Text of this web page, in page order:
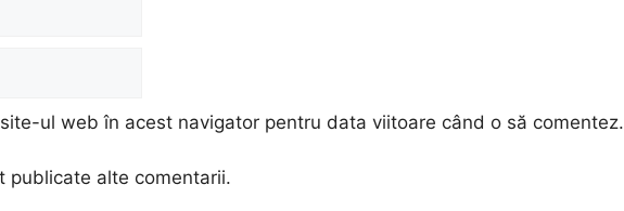
ul web în acest navigator pentru data viitoare când o să comentez.
publicate alte comentarii.